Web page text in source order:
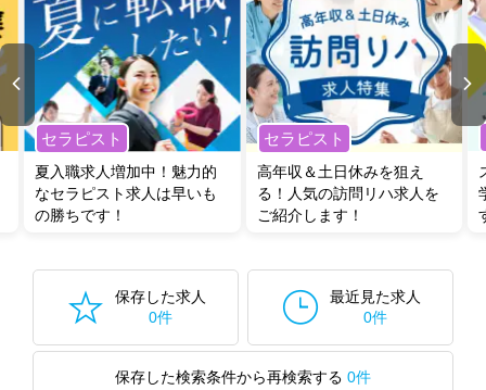
セラピスト
夏入職求人増加中！魅力的
なセラピスト求人は早いも
の勝ちです！
セラピスト
高年収＆土日休みを狙え
る！人気の訪問リハ求人を
ご紹介します！
保存した求人
0件
最近見た求人
0件
保存した検索条件から再検索する 0件